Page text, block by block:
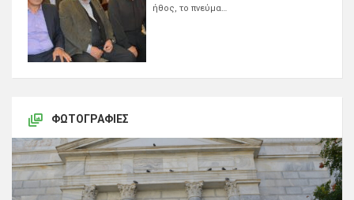
ήθος, το πνεύμα…
ΦΩΤΟΓΡΑΦΊΕΣ